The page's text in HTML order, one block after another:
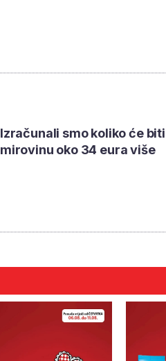
Izračunali smo koliko će
mirovinu oko 34 eura više